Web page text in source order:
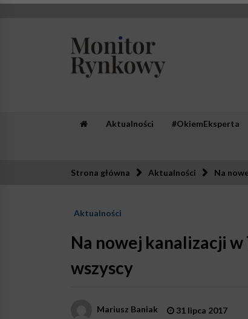
Skip
Aktualności #OkiemEksperta
Strona główna Aktualności Na
Aktualności
Na nowej kanalizacji
wszyscy
Mariusz Baniak 31 lipca 2017